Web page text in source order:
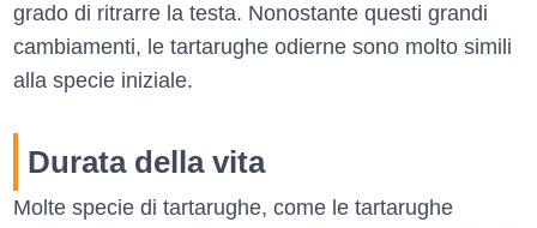
grado di ritrarre la testa. Nonostante questi grandi
cambiamenti, le tartarughe odierne sono molto simili
alla specie iniziale.
Durata della vita
Molte specie di tartarughe, come le tartarughe